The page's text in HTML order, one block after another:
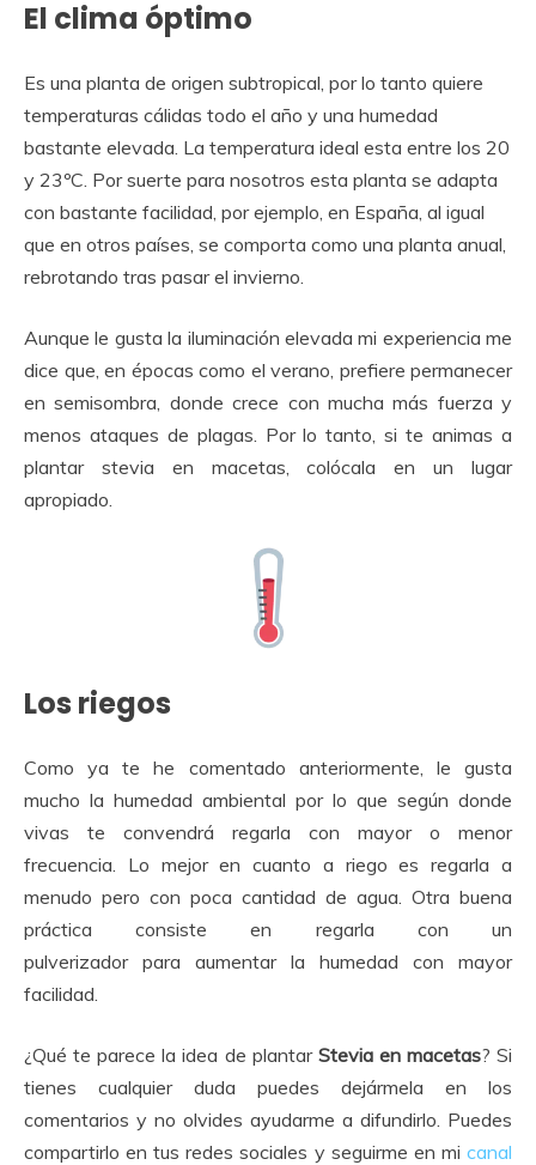
El clima óptimo
Es una planta de origen subtropical, por lo tanto quiere
temperaturas cálidas todo el año y una humedad
bastante elevada. La temperatura ideal esta entre los 20
y 23ºC. Por suerte para nosotros esta planta se adapta
con bastante facilidad, por ejemplo, en España, al igual
que en otros países, se comporta como una planta anual,
rebrotando tras pasar el invierno.
Aunque le gusta la iluminación elevada mi experiencia me
dice que, en épocas como el verano, prefiere permanecer
en semisombra, donde crece con mucha más fuerza y
menos ataques de plagas. Por lo tanto, si te animas a
plantar stevia en macetas, colócala en un lugar
apropiado.
Los riegos
Como ya te he comentado anteriormente, le gusta
mucho la humedad ambiental por lo que según donde
vivas te convendrá regarla con mayor o menor
frecuencia. Lo mejor en cuanto a riego es regarla a
menudo pero con poca cantidad de agua. Otra buena
práctica consiste en regarla con un
pulverizador para aumentar la humedad con mayor
facilidad.
¿Qué te parece la idea de plantar Stevia en macetas? Si
tienes cualquier duda puedes dejármela en los
comentarios y no olvides ayudarme a difundirlo. Puedes
compartirlo en tus redes sociales y seguirme en mi canal